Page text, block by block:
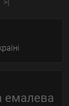
>|
емалева